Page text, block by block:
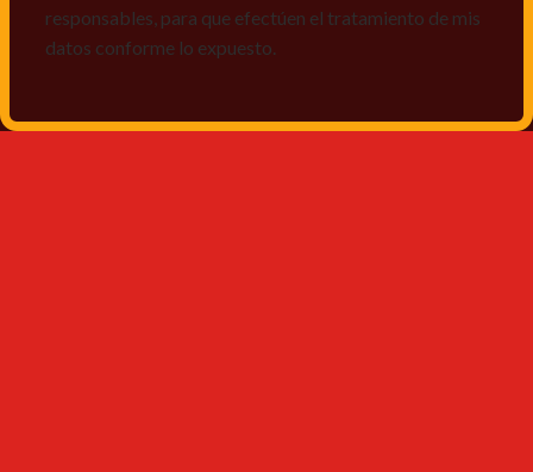
responsables, para que efectúen el tratamiento de mis
datos conforme lo expuesto.